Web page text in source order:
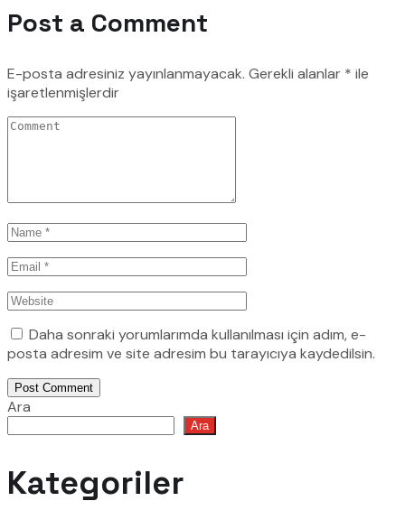
Post a Comment
E-posta adresiniz yayınlanmayacak. Gerekli alanlar * ile
işaretlenmişlerdir
Daha sonraki yorumlarımda kullanılması için adım, e-
posta adresim ve site adresim bu tarayıcıya kaydedilsin.
Post Comment
Ara
Ara
Kategoriler